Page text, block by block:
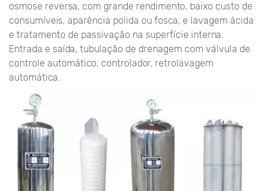
osmose reversa, com grande rendimento, baixo custo de
consumíveis, aparência polida ou fosca, e lavagem ácida
e tratamento de passivação na superfície interna.
Entrada e saída, tubulação de drenagem com válvula de
controle automático, controlador, retrolavagem
automática.